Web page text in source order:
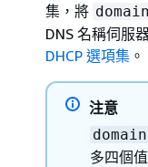
集，將
DNS 名稱伺服
DHCP 選項集 。
注意
多四個